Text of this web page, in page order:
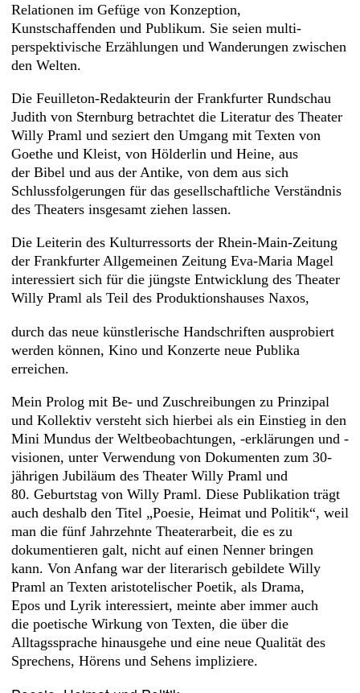
Relationen im Gefüge von Konzeption,
Kunstschaffenden und Publikum. Sie seien multi­­
perspektivische Erzählungen und Wanderungen zwischen
den Welten.
Die Feuilleton-Redakteurin der Frankfurter Rundschau
Judith von Sternburg betrachtet die Literatur des Theater
Willy Praml und seziert den Umgang mit Texten von
Goethe und Kleist, von Hölderlin und Heine, aus
der Bibel und aus der Antike, von dem aus sich
Schlussfolgerungen für das gesellschaftliche Verständnis
des Theaters insgesamt ziehen lassen.
Die Leiterin des Kulturressorts der Rhein-Main-Zeitung
der Frankfurter Allgemeinen Zeitung Eva-Maria Magel
interessiert sich für die jüngste Entwicklung des Theater
Willy Praml als Teil des Produktionshauses Naxos,
durch das neue künstlerische Handschriften ausprobiert
werden können, Kino und Konzerte neue Publika
erreichen.
Mein Prolog mit Be- und Zuschreibungen zu Prinzipal
und Kollektiv versteht sich hierbei als ein Einstieg in den
Mini Mundus der Weltbeobachtungen, -erklärungen und -
visionen, unter Verwendung von Dokumenten zum 30-
jährigen Jubiläum des Theater Willy Praml und
80. Geburtstag von Willy Praml. Diese Publikation trägt
auch deshalb den Titel „Poesie, Heimat und Politik“, weil
man die fünf Jahrzehnte Theaterarbeit, die es zu
dokumentieren galt, nicht auf einen Nenner bringen
kann. Von Anfang war der literarisch gebildete Willy
Praml an Texten aristotelischer Poetik, als Drama,
Epos und Lyrik interessiert, meinte aber immer auch
die poetische Wirkung von Texten, die über die
Alltagssprache hinausgehe und eine neue Qualität des
Sprechens, Hörens und Sehens impliziere.